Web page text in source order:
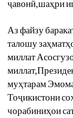
ҷавонӣ,шаҳри
Азфайзу
талошузаҳматҳ
миллат
миллат,
муҳтарам
Тоҷикистонисо
чорабиниҳои